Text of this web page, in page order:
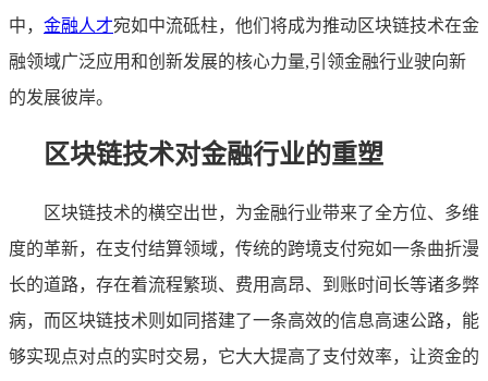
中， 金融人才宛如中流砥柱，他们将成为推动区块链技术在金
融领域广泛应用和创新发展的核心力量,引领金融行业驶向新
的发展彼岸。
区块链技术对金融行业的重塑
区块链技术的横空出世，为金融行业带来了全方位、多维
度的革新，在支付结算领域，传统的跨境支付宛如一条曲折漫
长的道路，存在着流程繁琐、费用高昂、到账时间长等诸多弊
病，而区块链技术则如同搭建了一条高效的信息高速公路，能
够实现点对点的实时交易，它大大提高了支付效率，让资金的